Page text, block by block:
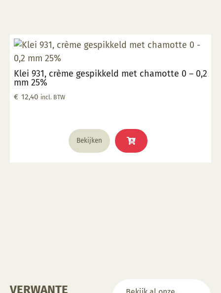
Klei 931, crème gespikkeld met chamotte 0 – 0,2
mm 25%
€ 12,40 incl. BTW
Bekijken
VERWANTE